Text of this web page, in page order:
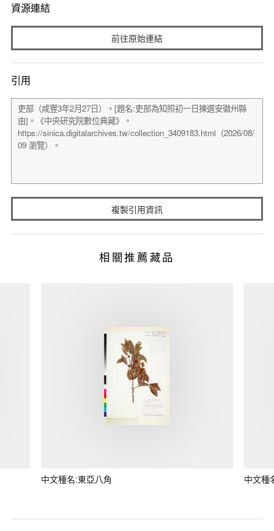
資源連結
前往原始連結
引用
複製引用資訊
相關推薦藏品
中文種名:東亞八角 中文種